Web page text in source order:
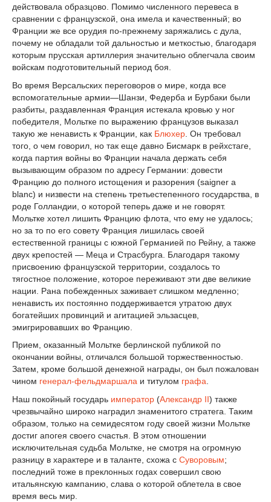
действовала образцово. Помимо численного перевеса в
сравнении с французской, она имела и качественный; во
Франции же все орудия по-прежнему заряжались с дула,
почему не обладали той дальностью и меткостью, благодаря
которым прусская артиллерия значительно облегчала своим
войскам подготовительный период боя.
Во время Версальских переговоров о мире, когда все
вспомогательные армии—Шанзи, Федерба и Бурбаки были
разбиты, раздавленная Франция истекала кровью у ног
победителя, Мольтке по выражению французов выказал
такую же ненависть к Франции, как Блюхер . Он требовал
того, о чем говорил, но так еще давно Бисмарк в рейхстаге,
когда партия войны во Франции начала держать себя
вызывающим образом по адресу Германии: довести
Францию до полного истощения и разорения (saigner а
blanc) и низвести на степень третьестепенного государства, в
роде Голландии, о которой теперь даже и не говорят.
Мольтке хотел лишить Францию флота, что ему не удалось;
но за то по его совету Франция лишилась своей
естественной границы с южной Германией по Рейну, а также
двух крепостей — Меца и Страсбурга. Благодаря такому
присвоению французской территории, создалось то
тягостное положение, которое переживают эти две великие
нации. Рана побежденных заживает слишком медленно;
ненависть их постоянно поддерживается утратою двух
богатейших провинций и агитацией эльзасцев,
эмигрировавших во Францию.
Прием, оказанный Мольтке берлинской публикой по
окончании войны, отличался большой торжественностью.
Затем, кроме большой денежной награды, он был пожалован
чином генерал-фельдмаршала и титулом графа.
Наш покойный государь император (Александр II) также
чрезвычайно широко наградил знаменитого стратега. Таким
образом, только на семидесятом году своей жизни Мольтке
достиг апогея своего счастья. В этом отношении
исключительная судьба Мольтке, не смотря на огромную
разницу в характере и в таланте, схожа с Суворовым;
последний тоже в преклонных годах совершил свою
итальянскую кампанию, слава о которой облетела в свое
время весь мир.